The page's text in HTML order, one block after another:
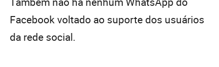
Facebook voltado ao suporte dos usuários
da rede social.